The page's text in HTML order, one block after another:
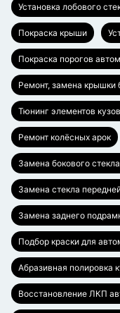
Установка лобового
Покраска крыши
Покраска порогов
Ремонт, замена крышки
Тюнинг элементов
Ремонт колёсных арок
Замена бокового
Замена стекла
Замена заднего
Подбор краски для
Абразивная полировка
Восстановление ЛКП